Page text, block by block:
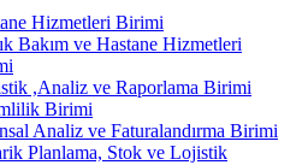
Hizmetleri Birimi
Bakım ve Hastane Hizmetleri
,Analiz ve Raporlama Birimi
Birimi
Analiz ve Faturalandırma Birimi
Planlama, Stok ve Lojistik